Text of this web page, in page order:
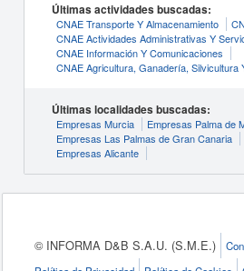
Últimas actividades buscadas:
CNAE Transporte Y Almacenamiento
CNAE Actividades Administrativas Y
CNAE Información Y Comunicaciones
CNAE Agricultura, Ganadería, Silvicultura
Últimas localidades buscadas:
Empresas Murcia
Empresas Palma de
Empresas Las Palmas de Gran Canaria
Empresas Alicante
© INFORMA D&B S.A.U. (S.M.E.)